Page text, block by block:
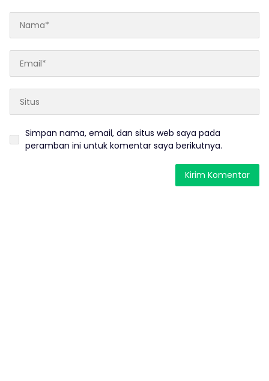
Simpan nama, email, dan situs web saya pada
peramban ini untuk komentar saya berikutnya.